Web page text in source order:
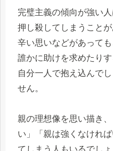
完璧主義の傾向が強い
押し殺してしまうこと
辛い思いなどがあって
誰かに助けを求めたり
自分一人で抱え込んで
せん。
親の理想像を思い描き
い」「親は強くなけれ